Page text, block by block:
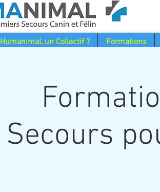
Humanimal, un Collectif ? Formations
Secours